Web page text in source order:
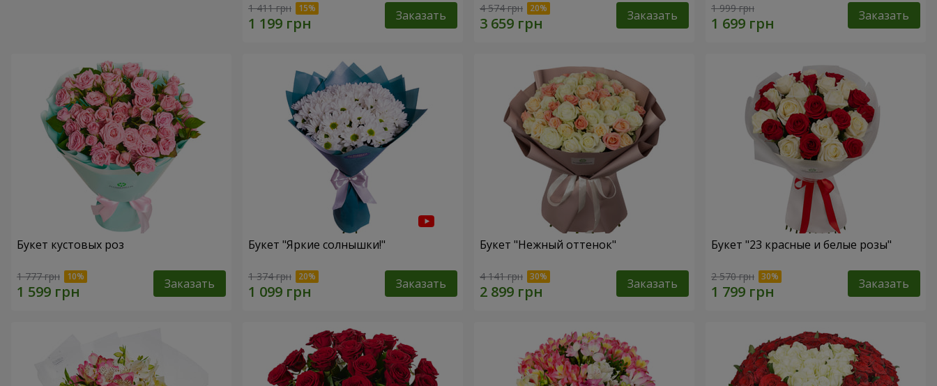
1 411 грн Заказать 4 574 грн Заказать 1 999 грн Заказать
Букет кустовых роз
1 777 грн Заказать
Букет "Яркие солнышки!"
1 374 грн Заказать
Букет "Нежный оттенок"
4 141 грн Заказать
Букет "23 красные и белые розы"
2 570 грн Заказать